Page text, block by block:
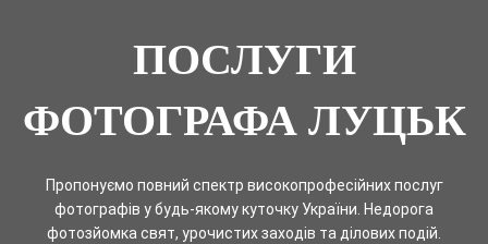
ПОСЛУГИ
ФОТОГРАФА ЛУЦЬК
Пропонуємо повний спектр високопрофесійних послуг
фотографів у будь-якому куточку України. Недорога
фотозйомка свят, урочистих заходів та ділових подій.